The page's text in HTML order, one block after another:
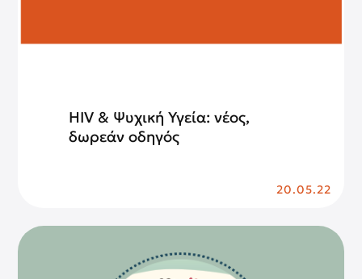
HIV & Ψυχική Υγεία: νέος,
δωρεάν οδηγός
20.05.22